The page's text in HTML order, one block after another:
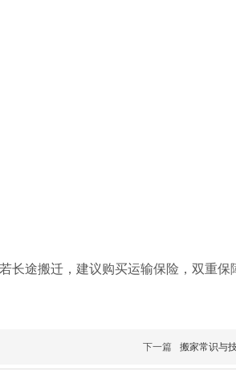
长途搬迁，建议购买运输保险，双重保
下一篇 搬家常识与